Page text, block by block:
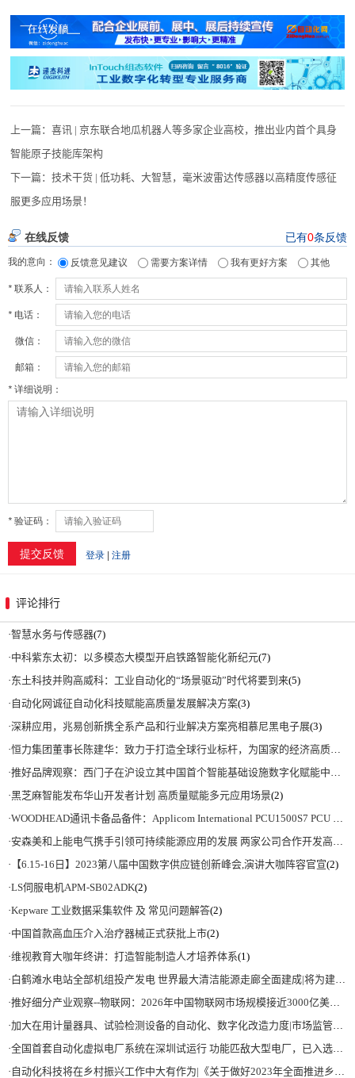
上一篇：喜讯 | 京东联合地瓜机器人等多家企业高校，推出业内首个具身
智能原子技能库架构
下一篇：技术干货 | 低功耗、大智慧，毫米波雷达传感器以高精度传感征
服更多应用场景！
评论排行
·智慧水务与传感器(7)
·中科紫东太初：以多模态大模型开启铁路智能化新纪元(7)
·东土科技并购高威科：工业自动化的“场景驱动”时代将要到来(5)
· 自动化网诚征自动化科技赋能高质量发展解决方案(3)
·深耕应用，兆易创新携全系产品和行业解决方案亮相慕尼黑电子展(3)
·恒力集团董事长陈建华：致力于打造全球行业标杆，为国家的经济高质量发展贡献更大力量|上海电气集团党委书记、董事长吴磊来访
·推好品牌观察：西门子在沪设立其中国首个智能基础设施数字化赋能中心
·黑芝麻智能发布华山开发者计划 高质量赋能多元应用场景(2)
·WOODHEAD通讯卡备品备件：Applicom International PCU1500S7 PCU 1500 S7 V4.5.0
·安森美和上能电气携手引领可持续能源应用的发展 两家公司合作开发高性能储能和太阳能组串式逆变器方案 以实现可持续的未来
· 【6.15-16日】2023第八届中国数字供应链创新峰会,演讲大咖阵容官宣(2)
·LS伺服电机APM-SB02ADK(2)
·Kepware 工业数据采集软件 及 常见问题解答(2)
·中国首款高血压介入治疗器械正式获批上市(2)
·维视教育大咖年终讲：打造智能制造人才培养体系(1)
·白鹤滩水电站全部机组投产发电 世界最大清洁能源走廊全面建成|将为建设新型能源体系、保障国家能源安全、实现“双碳”目标提供有力支撑
·推好细分产业观察--物联网：2026年中国物联网市场规模接近3000亿美元 智慧工厂、智慧城市、智慧电网等将占60%以上
·加大在用计量器具、试验检测设备的自动化、数字化改造力度|市场监管总局 工业和信息化部 关于促进企业计量能力提升的指导意见
·全国首套自动化虚拟电厂系统在深圳试运行 功能匹敌大型电厂，已入选国际典型案例
· 自动化科技将在乡村振兴工作中大有作为|《关于做好2023年全面推进乡村振兴重点工作的意见》发布